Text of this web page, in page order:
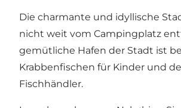
Die charmante und idyllische
nicht weit vom Campingplatz
gemütliche Hafen der Stadt ist
Krabbenfischen für Kinder und
Fischhändler.